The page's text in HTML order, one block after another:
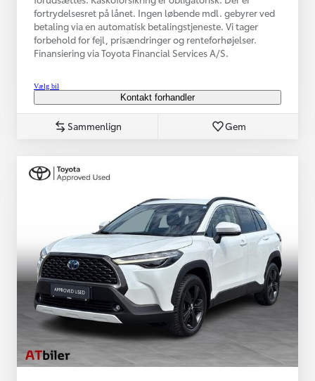
fortrydelsesret på lånet. Ingen løbende mdl. gebyrer ved
betaling via en automatisk betalingstjeneste. Vi tager
forbehold for fejl, prisændringer og renteforhøjelser.
Finansiering via Toyota Financial Services A/S.
Vælg bil
Kontakt forhandler
Sammenlign Gem